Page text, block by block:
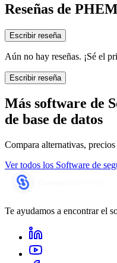
Reseñas de
Escribir reseña
Aún no hay reseñas. ¡Sé el
Escribir reseña
Más software de
de base de datos
Compara alternativas,
Ver todos los Software de
Te ayudamos a encontrar el